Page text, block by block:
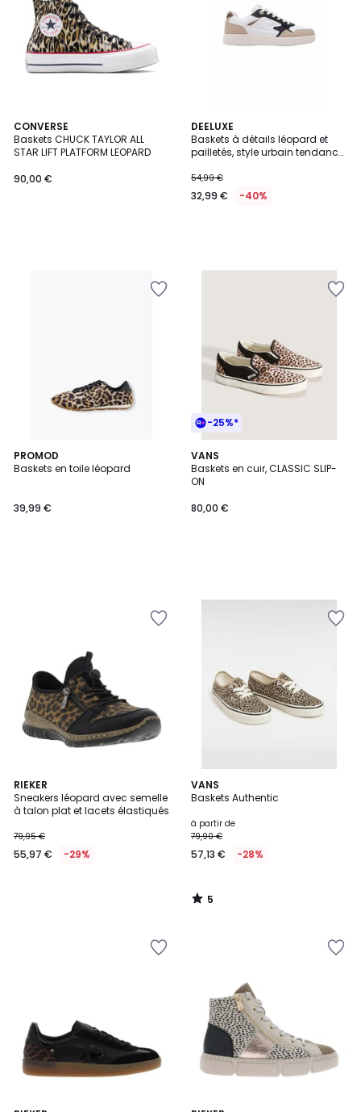
CONVERSE
Baskets CHUCK TAYLOR ALL
STAR LIFT PLATFORM LEOPARD
90,00 €
DEELUXE
Baskets à détails léopard et
pailletés, style urbain tendance
54,99 €
32,99 € -40%
PROMOD
Baskets en toile léopard
39,99 €
-25%*
VANS
Baskets en cuir, CLASSIC SLIP-
ON
80,00 €
RIEKER
Sneakers léopard avec semelle
à talon plat et lacets élastiqués
79,95 €
55,97 € -29%
VANS
Baskets Authentic
à partir de
79,90 €
57,13 € -28%
5
/
5
/